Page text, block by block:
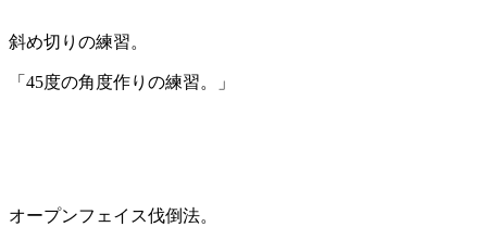
斜め切りの練習。
「45度の角度作りの練習。」
オープンフェイス伐倒法。